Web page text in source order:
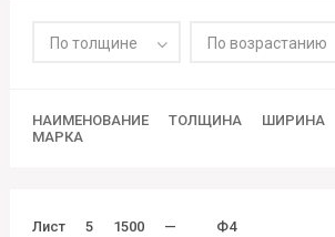
По толщине По возрастанию
НАИМЕНОВАНИЕ ТОЛЩИНА ШИРИНА
МАРКА
Лист 5 1500 — Ф4